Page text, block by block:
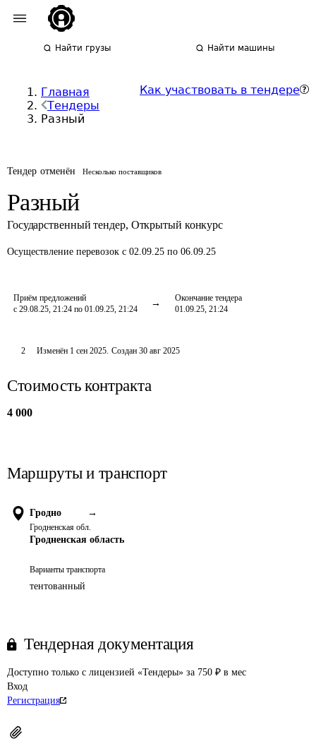
Найти грузы Найти машины
Главная
Тендеры
Разный
Как участвовать в тендере
Тендер отменён Несколько поставщиков
Разный
Государственный тендер, Открытый конкурс
Осуществление перевозок с 02.09.25 по 06.09.25
Приём предложений
с 29.08.25, 21:24 по 01.09.25, 21:24
Окончание тендера
01.09.25, 21:24
2 Изменён 1 сен 2025. Создан 30 авг 2025
Стоимость контракта
4 000
Маршруты и транспорт
Гродно →
Гродненская обл.
Гродненская область
Варианты транспорта
тентованный
Тендерная документация
Доступно только с лицензией «Тендеры» за 750 ₽ в мес
Вход
Регистрация